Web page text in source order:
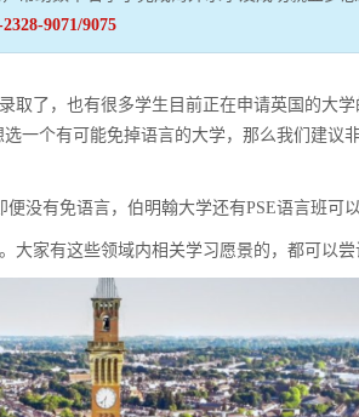
2328-9071/9075
取了，也有很多学生目前正在申请英国的大
一个有可能免掉语言的大学，那么我们建议
没有免语言，伯明翰大学还有PSE语言班可以
家有这些领域内相关学习愿景的，都可以尝